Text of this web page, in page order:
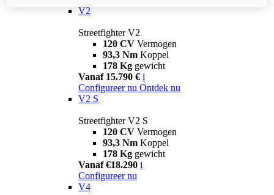
V2
Streetfighter V2
120 CV Vermogen
93,3 Nm Koppel
178 Kg gewicht
Vanaf 15.790 € i
Configureer nu Ontdek nu
V2 S
Streetfighter V2 S
120 CV Vermogen
93,3 Nm Koppel
178 Kg gewicht
Vanaf €18.290 i
Configureer nu
V4